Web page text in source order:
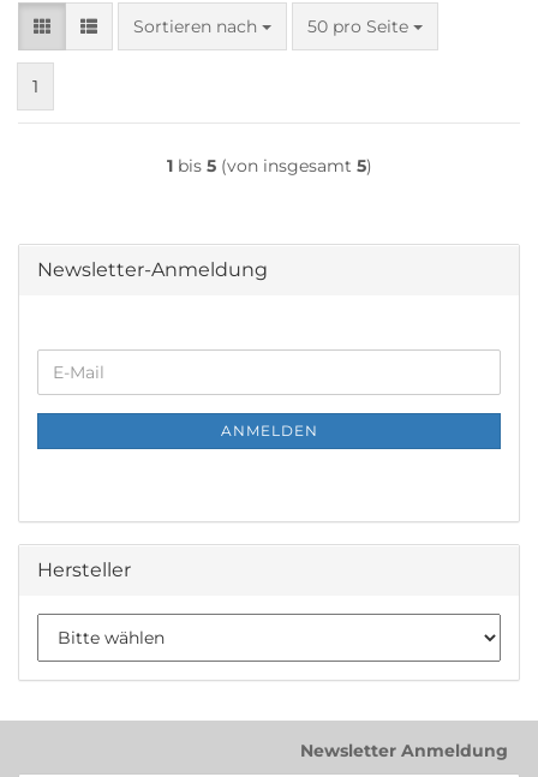
Sortieren nach
Sortieren nach 50 pro Seite
pro Seite
1
1bis 5(von insgesamt 5)
Newsletter-Anmeldung
WEITER
ZUR
NEWSLETTER-
E-
Mail
ANMELDEN
Hersteller
Newsletter Anmeldung